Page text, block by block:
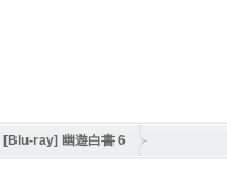
[Blu-ray] 幽遊白書 6